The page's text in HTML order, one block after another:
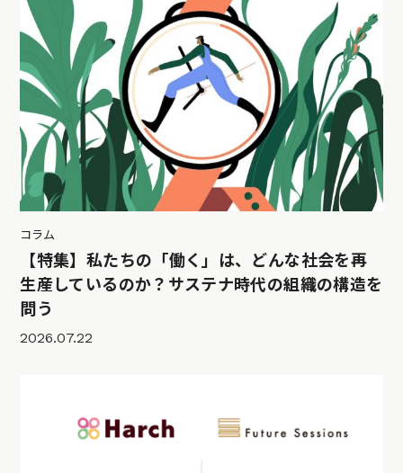
コラム
【特集】私たちの「働く」は、どんな社会を再
生産しているのか？サステナ時代の組織の構造を
問う
2026.07.22